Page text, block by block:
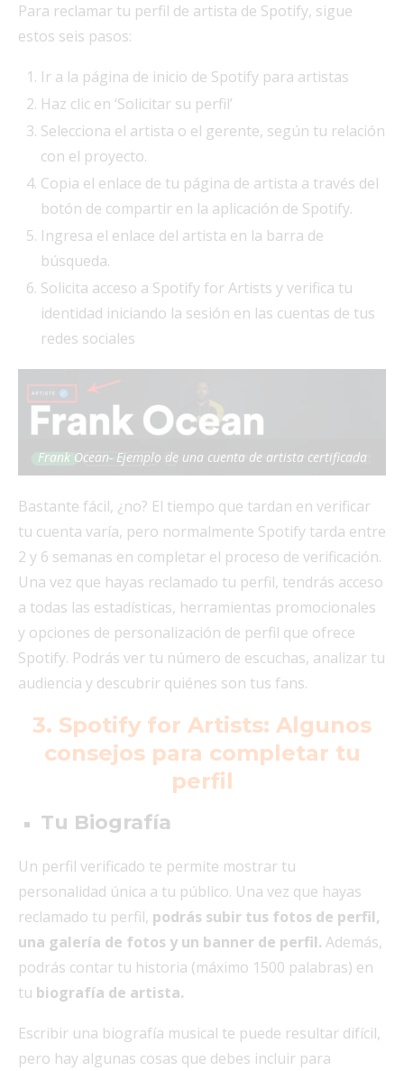
Para reclamar tu perfil de artista de Spotify, sigue
estos seis pasos:
Ir a la página de inicio de Spotify para artistas
Haz clic en ‘Solicitar su perfil’
Selecciona el artista o el gerente, según tu relación
con el proyecto.
Copia el enlace de tu página de artista a través del
botón de compartir en la aplicación de Spotify.
Ingresa el enlace del artista en la barra de
búsqueda.
Solicita acceso a Spotify for Artists y verifica tu
identidad iniciando la sesión en las cuentas de tus
redes sociales
Frank Ocean- Ejemplo de una cuenta de artista certificada
Bastante fácil, ¿no? El tiempo que tardan en verificar
tu cuenta varía, pero normalmente Spotify tarda entre
2 y 6 semanas en completar el proceso de verificación.
Una vez que hayas reclamado tu perfil, tendrás acceso
a todas las estadísticas, herramientas promocionales
y opciones de personalización de perfil que ofrece
Spotify. Podrás ver tu número de escuchas, analizar tu
audiencia y descubrir quiénes son tus fans.
3. Spotify for Artists: Algunos
consejos para completar tu
perfil
Tu Biografía
Un perfil verificado te permite mostrar tu
personalidad única a tu público. Una vez que hayas
reclamado tu perfil, podrás subir tus fotos de perfil,
una galería de fotos y un banner de perfil. Además,
podrás contar tu historia (máximo 1500 palabras) en
tu biografía de artista.
Escribir una biografía musical te puede resultar difícil,
pero hay algunas cosas que debes incluir para